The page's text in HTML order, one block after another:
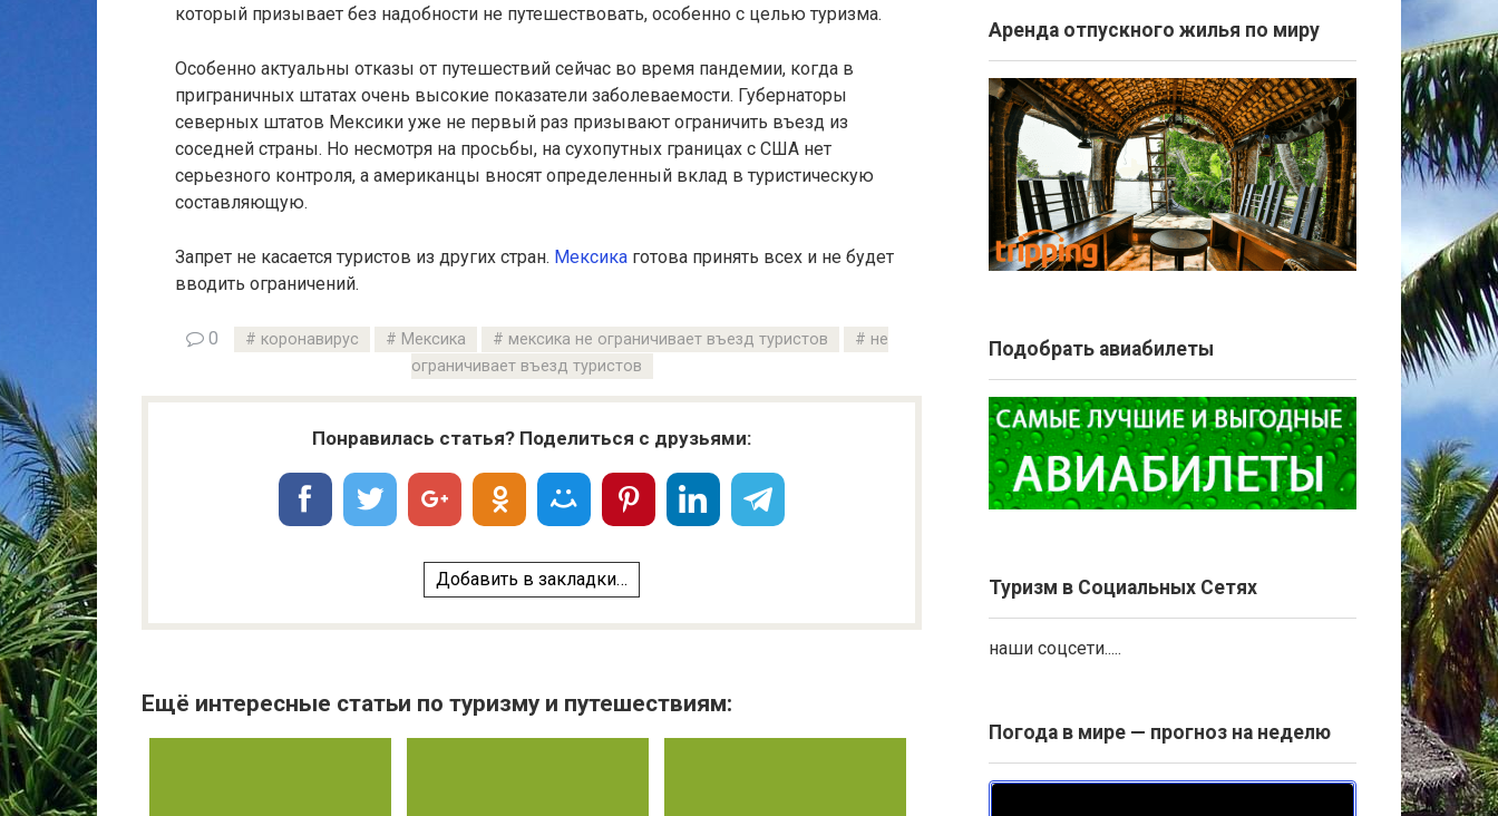
который призывает без надобности не путешествовать, особенно с целью туризма.
Особенно актуальны отказы от путешествий сейчас во время пандемии, когда в
приграничных штатах очень высокие показатели заболеваемости. Губернаторы
северных штатов Мексики уже не первый раз призывают ограничить въезд из
соседней страны. Но несмотря на просьбы, на сухопутных границах с США нет
серьезного контроля, а американцы вносят определенный вклад в туристическую
составляющую.
Запрет не касается туристов из других стран. Мексика готова принять всех и не будет
вводить ограничений.
0 коронавирус Мексика мексика не ограничивает въезд туристов
не
ограничивает въезд туристов
Понравилась статья? Поделиться с друзьями:
Добавить в закладки…
Ещё интересные статьи по туризму и путешествиям:
Аренда отпускного жилья по миру
Подобрать авиабилеты
Туризм в Социальных Сетях
наши соцсети.....
Погода в мире — прогноз на неделю